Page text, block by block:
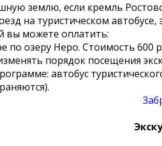
землю, если кремль
на туристическом
вы можете оплатить:
по озеру Неро. Стоимость 600
порядок посещения
автобус